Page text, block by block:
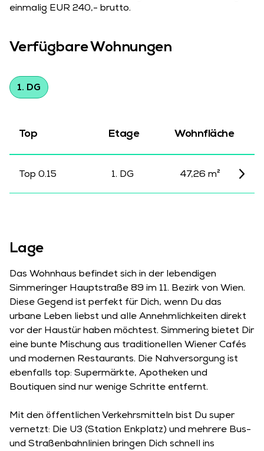
einmalig EUR 240,- brutto.
Verfügbare Wohnungen
1. DG
Top Etage Wohnfläche
Top 0.15 1. DG 47,26 m²
Lage
Das Wohnhaus befindet sich in der lebendigen
Simmeringer Hauptstraße 89 im 11. Bezirk von Wien.
Diese Gegend ist perfekt für Dich, wenn Du das
urbane Leben liebst und alle Annehmlichkeiten direkt
vor der Haustür haben möchtest. Simmering bietet Dir
eine bunte Mischung aus traditionellen Wiener Cafés
und modernen Restaurants. Die Nahversorgung ist
ebenfalls top: Supermärkte, Apotheken und
Boutiquen sind nur wenige Schritte entfernt.
Mit den öffentlichen Verkehrsmitteln bist Du super
vernetzt: Die U3 (Station Enkplatz) und mehrere Bus-
und Straßenbahnlinien bringen Dich schnell ins